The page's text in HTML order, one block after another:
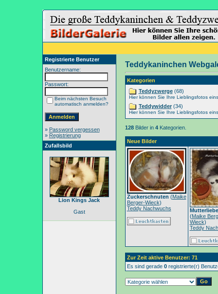
Registrierte Benutzer
Benutzername:
Passwort:
Beim nächsten Besuch
automatisch anmelden?
» Password vergessen
» Registrierung
Zufallsbild
Lion Kings Jack
Gast
Teddykaninchen
Kategorien
Teddyzwerge(68)
Hier können Sie Ihre Lieblingsfotos
Teddywidder(34)
Hier können Sie Ihre Lieblingsfotos
128Bilder in 4Kategorien.
Neue Bilder
Zuckerschnuten (Maike
Berger-Wieck)
Teddy Nachwuchs
Mutterliebe
(Maike
Wieck)
Teddy
Zur Zeit aktive Benutzer: 71
Es sind gerade 0registrierte(r)